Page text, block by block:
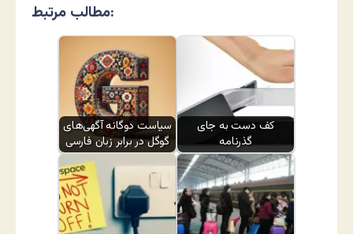
مطالب مرتبط:
سیاست دوگانه آگهی‌های
گوگل در برابر زبان فارسی
کف دست به جای
گذرنامه